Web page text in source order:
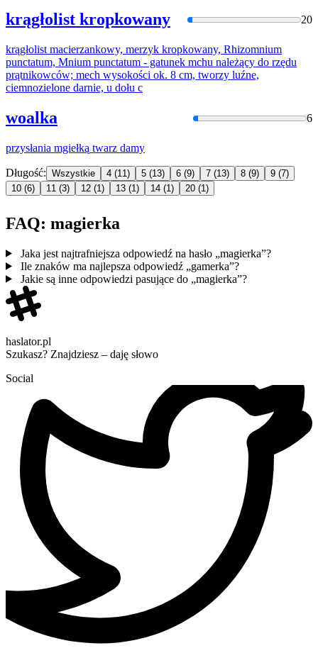
krągłolist kropkowany 20
krągłolist macierzankowy, merzyk kropkowany, Rhizomnium
punctatum, Mnium punctatum - gatunek mchu należący do rzędu
prątnikowców; mech wysokości ok. 8 cm, tworzy luźne,
ciemnozielone darnie, u dołu c
woalka 6
przysłania mgiełką twarz damy
Długość: Wszystkie 4 (11) 5 (13) 6 (9) 7 (13) 8 (9) 9 (7)
10 (6) 11 (3) 12 (1) 13 (1) 14 (1) 20 (1)
FAQ: magierka
Jaka jest najtrafniejsza odpowiedź na hasło „magierka”?
Ile znaków ma najlepsza odpowiedź „gamerka”?
Jakie są inne odpowiedzi pasujące do „magierka”?
haslator.pl
Szukasz? Znajdziesz – daję słowo
Social